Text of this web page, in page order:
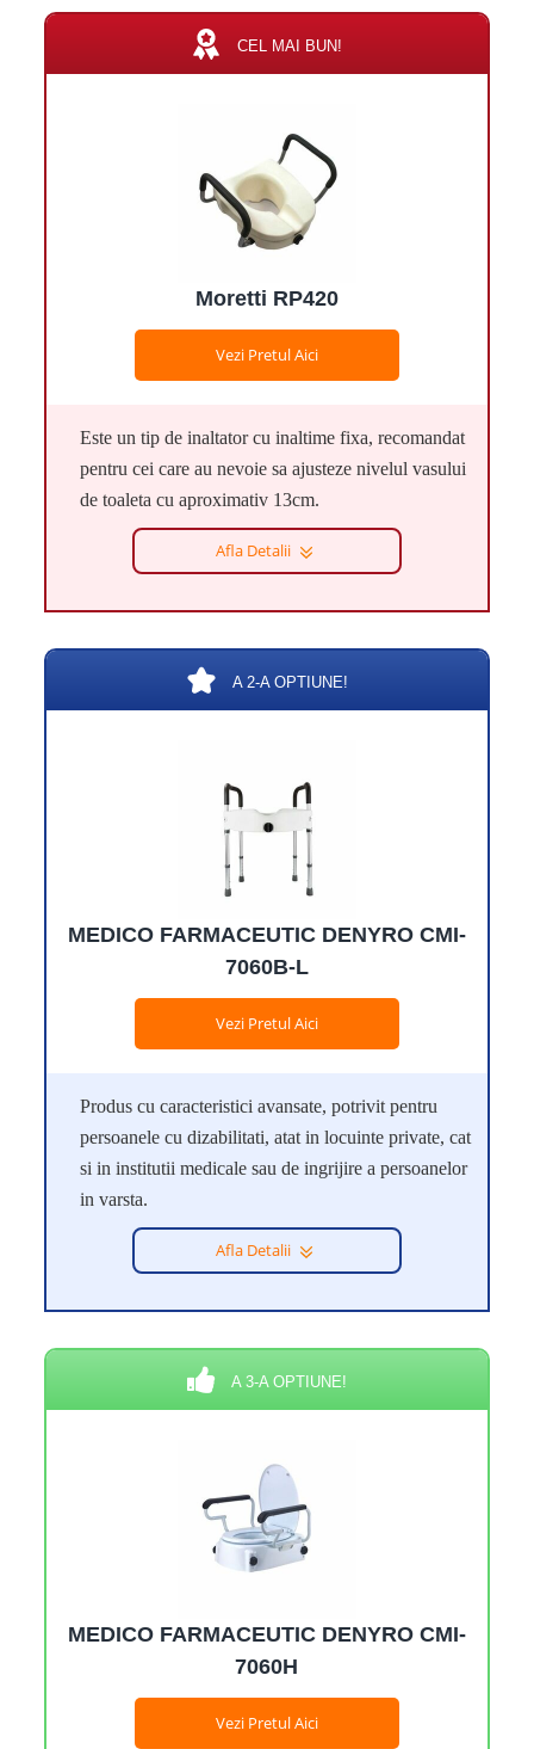
CEL MAI BUN!
Moretti RP420
Vezi Pretul Aici
Este un tip de inaltator cu inaltime fixa, recomandat
pentru cei care au nevoie sa ajusteze nivelul vasului
de toaleta cu aproximativ 13cm.
Afla Detalii
A 2-A OPTIUNE!
MEDICO FARMACEUTIC DENYRO CMI-
7060B-L
Vezi Pretul Aici
Produs cu caracteristici avansate, potrivit pentru
persoanele cu dizabilitati, atat in locuinte private, cat
si in institutii medicale sau de ingrijire a persoanelor
in varsta.
Afla Detalii
A 3-A OPTIUNE!
MEDICO FARMACEUTIC DENYRO CMI-
7060H
Vezi Pretul Aici